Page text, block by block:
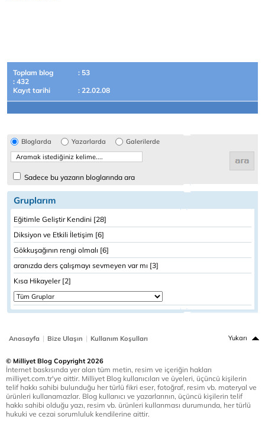
Toplam blog
: 53
: 432
Kayıt tarihi
: 22.02.08
Bloglarda Yazarlarda Galerilerde
Sadece bu yazarın bloglarında ara
Gruplarım
Eğitimle Geliştir Kendini [28]
Diksiyon ve Etkili İletişim [6]
Gökkuşağının rengi olmalı [6]
aranızda ders çalışmayı sevmeyen var mı [3]
Kısa Hikayeler [2]
Anasayfa | Bize Ulaşın | Kullanım Koşulları Yukarı
© Milliyet Blog Copyright 2026
İnternet baskısında yer alan tüm metin, resim ve içeriğin hakları
milliyet.com.tr'ye aittir. Milliyet Blog kullanıcıları ve üyeleri, üçüncü kişilerin
telif hakkı sahibi bulunduğu her türlü fikri eser, fotoğraf, resim vb. materyal ve
ürünleri kullanamazlar. Blog kullanıcı ve yazarlarının, üçüncü kişilerin telif
hakkı sahibi olduğu yazı, resim vb. ürünleri kullanması durumunda, her türlü
hukuki ve cezai sorumluluk kendilerine aittir.